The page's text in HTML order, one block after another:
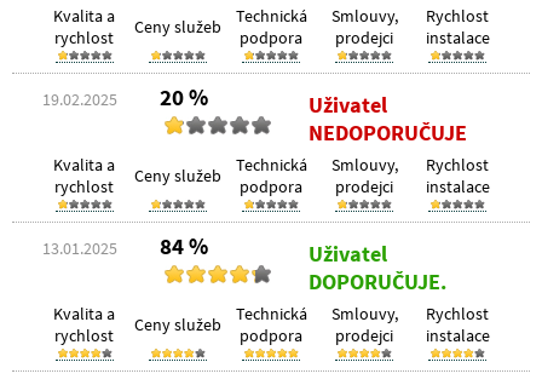
Kvalita a
rychlost
Ceny služeb
Technická
podpora
Smlouvy,
prodejci
Rychlost
instalace
19.02.2025 20 %
Uživatel
NEDOPORUČUJE
Kvalita a
rychlost
Ceny služeb
Technická
podpora
Smlouvy,
prodejci
Rychlost
instalace
13.01.2025 84 %
Uživatel
DOPORUČUJE.
Kvalita a
rychlost
Ceny služeb
Technická
podpora
Smlouvy,
prodejci
Rychlost
instalace